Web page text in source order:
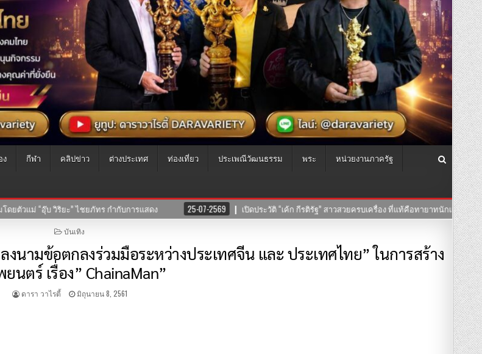
ง กีฬา คลิปข่าว ต่างประเทศ ท่องเที่ยว ประเพณีวัฒนธรรม พระ หน่วยงานภาครัฐ
กำกับการแสดง 25-07-2569 เปิดประวัติ “เค้ก กีรติรัฐ” สาวสวยครบเครื่อง ที่แท้คือทายาทนักแสดงมากฝีมือ! 24-07-2569
POSTED
บันเทิง
นามข้อตกลงร่วมมือระหว่างประเทศจีน และ ประเทศไทย” ในการสร้าง
นตร์ เรื่อง” ChainaMan”
ดารา วาไรตี้ มิถุนายน 8, 2561